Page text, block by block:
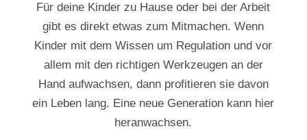
Für deine Kinder zu Hause oder bei der Arbeit
gibt es direkt etwas zum Mitmachen. Wenn
Kinder mit dem Wissen um Regulation und vor
allem mit den richtigen Werkzeugen an der
Hand aufwachsen, dann profitieren sie davon
ein Leben lang. Eine neue Generation kann hier
heranwachsen.